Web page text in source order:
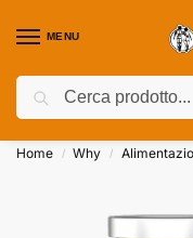
MENU
Coupon attivi
Home / Why /